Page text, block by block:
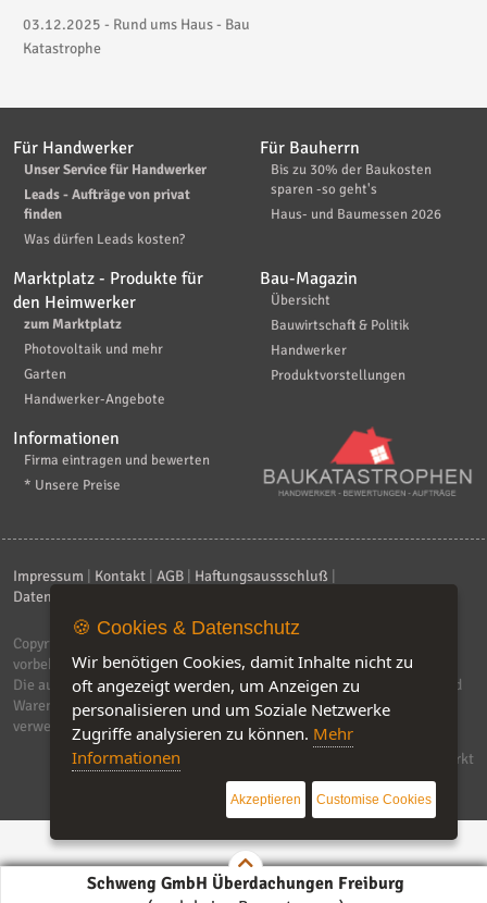
03.12.2025 - Rund ums Haus - Bau
Katastrophe
Schweng GmbH Überdachungen Freiburg
Für Handwerker
Unser Service für Handwerker
Leads - Aufträge von privat
finden
Was dürfen Leads kosten?
Für Bauherrn
Bis zu 30% der Baukosten
sparen -so geht's
Haus- und Baumessen 2026
Marktplatz - Produkte für
den Heimwerker
zum Marktplatz
Photovoltaik und mehr
Garten
Handwerker-Angebote
Bau-Magazin
Übersicht
Bauwirtschaft & Politik
Handwerker
Produktvorstellungen
Informationen
Firma eintragen und bewerten
* Unsere Preise
Impressum Kontakt AGB Haftungsaussschluß
Datenschutzerklärung
Copyright © 2026
vorbehalten.
Die auf dieser Seite verwendeten Produktbezeichnungen, Namen und
Warenzeichen sind Eigentum der jeweiligen Firmen. Unser Portal
verwendet Affiliat-Links, für dir wir Geld erhalten.
Software by IQ-Markt
🍪 Cookies & Datenschutz
Wir benötigen Cookies, damit Inhalte nicht zu
oft angezeigt werden, um Anzeigen zu
personalisieren und um Soziale Netzwerke
Zugriffe analysieren zu können. Mehr
Informationen
Akzeptieren Customise Cookies